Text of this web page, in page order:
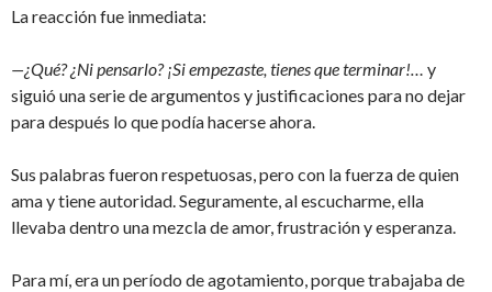
La reacción fue inmediata:
—¿Qué? ¿Ni pensarlo? ¡Si empezaste, tienes que terminar!… y
siguió una serie de argumentos y justificaciones para no dejar
para después lo que podía hacerse ahora.
Sus palabras fueron respetuosas, pero con la fuerza de quien
ama y tiene autoridad. Seguramente, al escucharme, ella
llevaba dentro una mezcla de amor, frustración y esperanza.
Para mí, era un período de agotamiento, porque trabajaba de